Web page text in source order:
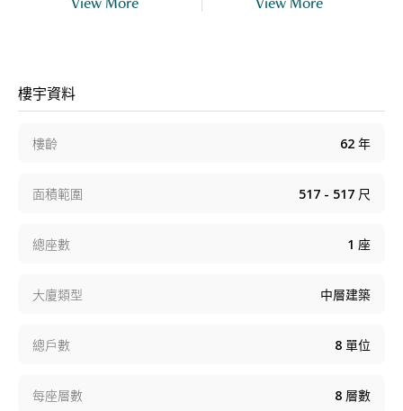
樓宇資料
樓齡 62 年
面積範圍 517 - 517 尺
總座數 1 座
大廈類型 中層建築
總戶數 8 單位
每座層數 8 層數